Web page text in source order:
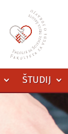
ŠTUDIJ